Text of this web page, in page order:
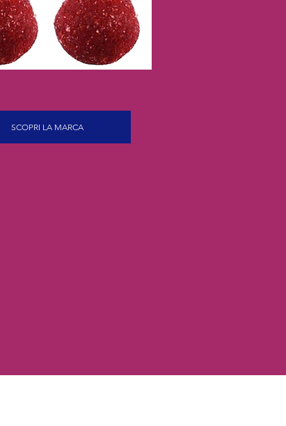
SCOPRI LA MARCA